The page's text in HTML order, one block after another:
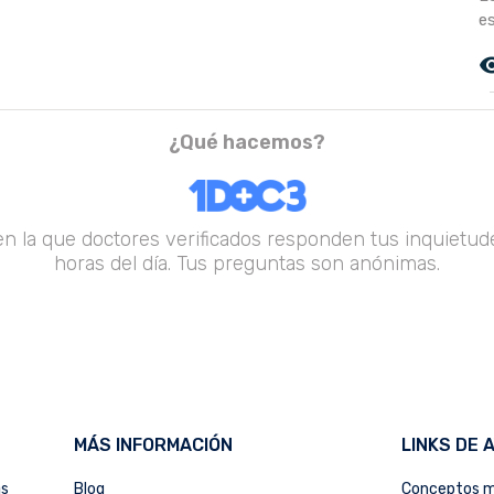
¿Qué hacemos?
la que doctores verificados responden tus
horas del día. Tus preguntas son anónimas.
MÁS INFORMACIÓN
Blog
LINKS DE
Conceptos